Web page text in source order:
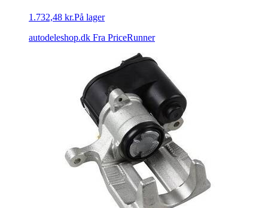
1.732,48 kr.På lager
autodeleshop.dk Fra PriceRunner